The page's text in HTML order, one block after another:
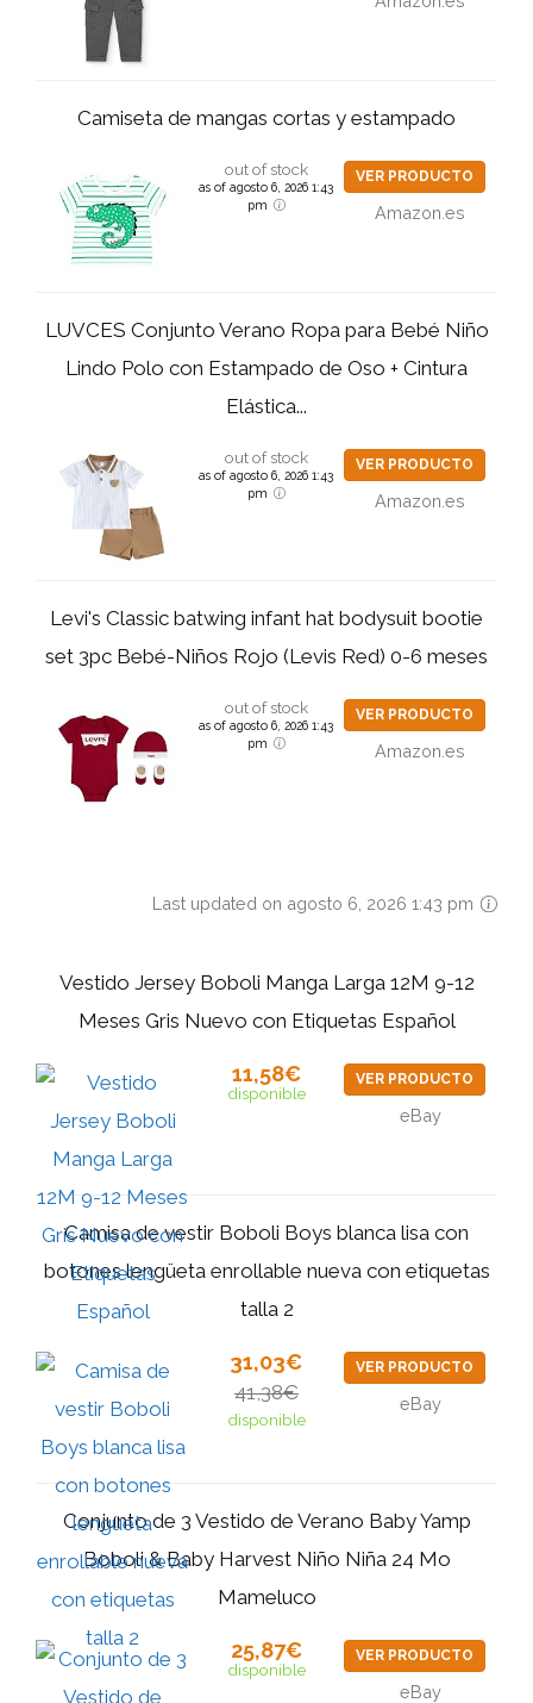
Camiseta de mangas cortas y estampado
out of stock
as of agosto 6, 2026 1:43
pm
VER PRODUCTO
Amazon.es
LUVCES Conjunto Verano Ropa para Bebé Niño
Lindo Polo con Estampado de Oso + Cintura
Elástica...
out of stock
as of agosto 6, 2026 1:43
pm
VER PRODUCTO
Amazon.es
Levi's Classic batwing infant hat bodysuit bootie
set 3pc Bebé-Niños Rojo (Levis Red) 0-6 meses
out of stock
as of agosto 6, 2026 1:43
pm
VER PRODUCTO
Amazon.es
Last updated on agosto 6, 2026 1:43 pm
Vestido Jersey Boboli Manga Larga 12M 9-12
Meses Gris Nuevo con Etiquetas Español
11,58€
disponible
VER PRODUCTO
eBay
Camisa de vestir Boboli Boys blanca lisa con
botones lengüeta enrollable nueva con etiquetas
talla 2
31,03€
41,38€
disponible
VER PRODUCTO
eBay
Conjunto de 3 Vestido de Verano Baby Yamp
Boboli & Baby Harvest Niño Niña 24 Mo
Mameluco
25,87€
disponible
VER PRODUCTO
eBay